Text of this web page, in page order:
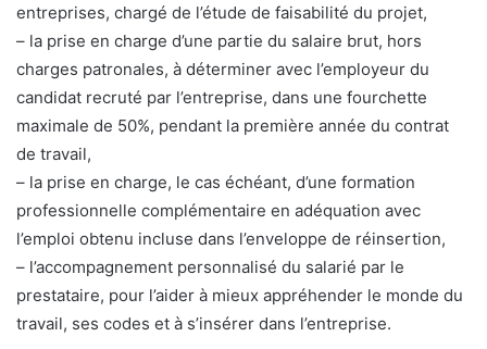
entreprises, chargé de l’étude de faisabilité du projet,
– la prise en charge d’une partie du salaire brut, hors
charges patronales, à déterminer avec l’employeur du
candidat recruté par l’entreprise, dans une fourchette
maximale de 50%, pendant la première année du contrat
de travail,
– la prise en charge, le cas échéant, d’une formation
professionnelle complémentaire en adéquation avec
l’emploi obtenu incluse dans l’enveloppe de réinsertion,
– l’accompagnement personnalisé du salarié par le
prestataire, pour l’aider à mieux appréhender le monde du
travail, ses codes et à s’insérer dans l’entreprise.